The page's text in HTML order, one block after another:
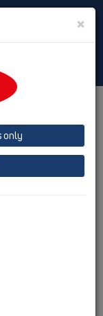
Toggle
Parti di ricambio
×
only